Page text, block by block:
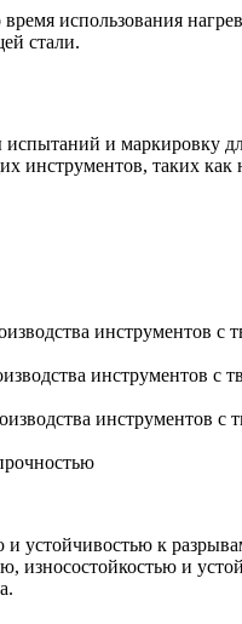
использования
стали.
и маркировку
инструментов, таких
инструментов
инструментов
устойчивостью к
и